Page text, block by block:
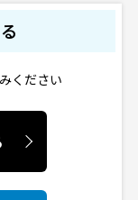
ください